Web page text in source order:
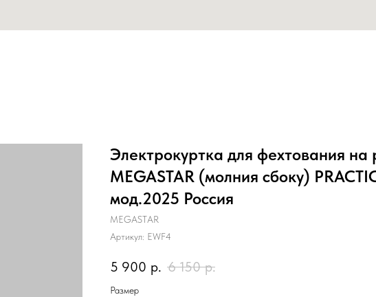
Электрокуртка для фехтования на
MEGASTAR (молния сбоку)
мод.2025 Россия
MEGASTAR
Артикул: EWF4
5 900 р. 6 150 р.
Размер